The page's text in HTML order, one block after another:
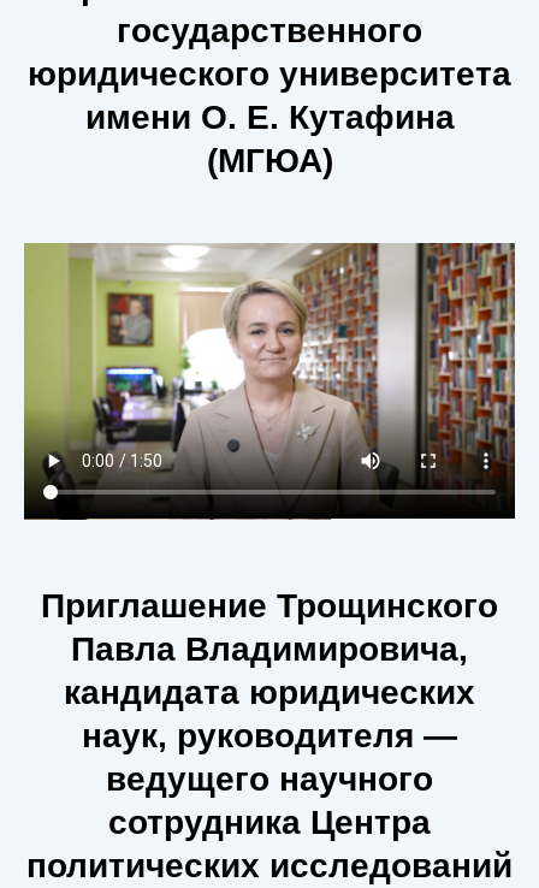
государственного
юридического университета
имени О. Е. Кутафина
(МГЮА)
Приглашение Трощинского
Павла Владимировича,
кандидата юридических
наук, руководителя —
ведущего научного
сотрудника Центра
политических исследований